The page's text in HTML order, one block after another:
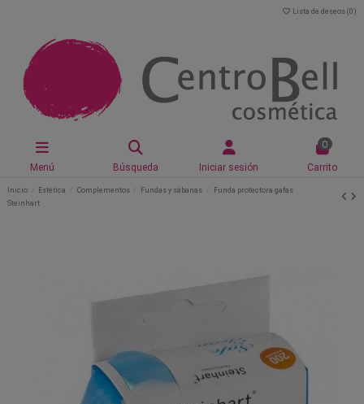
Lista de deseos (0 )
Menú Búsqueda Iniciar sesión
0
Carrito
Inicio Estética Complementos Fundas y sábanas
Funda protectora gafas
Steinhart